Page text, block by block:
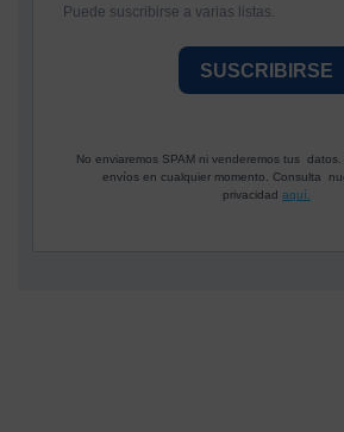
Puede suscribirse a varias listas.
SUSCRIBIRSE
No enviaremos SPAM ni venderemos tus
envíos en cualquier momento. Consulta
privacidad aquí.